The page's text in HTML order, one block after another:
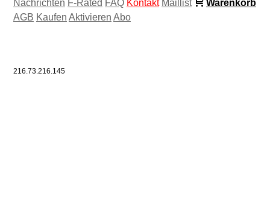
Nachrichten F-Rated FAQ Kontakt Maillist
Warenkorb
AGB Kaufen Aktivieren Abo
216.73.216.145